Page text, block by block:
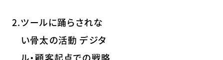
2.ツールに踊らされな
い骨太の活動 デジタ